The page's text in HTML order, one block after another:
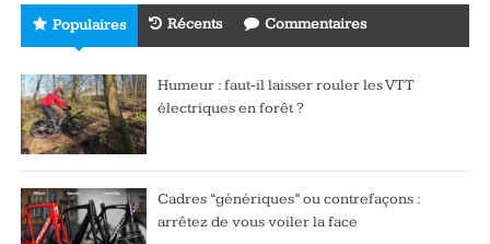
Populaires Récents Commentaires
Humeur : faut-il laisser rouler les VTT
électriques en forêt ?
Cadres “génériques” ou contrefaçons :
arrêtez de vous voiler la face